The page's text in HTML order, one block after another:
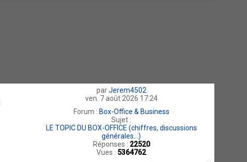
parJerem4502
ven. 7 août 2026 17:24
Forum : Box-Office & Business
Sujet :
LE TOPIC DU BOX-OFFICE (chiffres, discussions
générales...)
Réponses : 22520
Vues : 5364762